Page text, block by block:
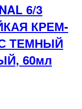
6/3
КРЕМ-
ТЕМНЫЙ
60мл